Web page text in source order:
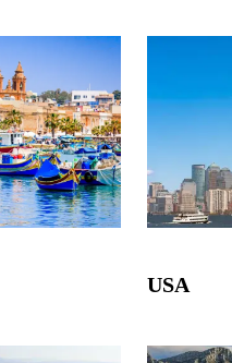
USA